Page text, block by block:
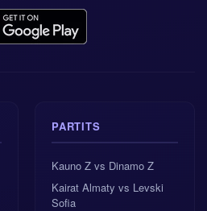
PARTITS
Kauno Z vs Dinamo Z
Kairat Almaty vs Levski
Sofia